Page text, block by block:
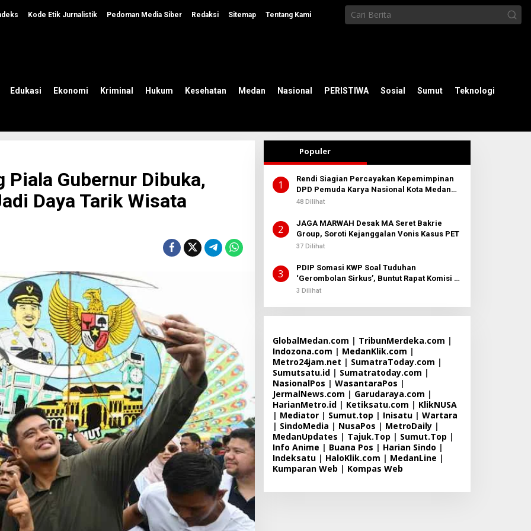
Kode Etik Jurnalistik Pedoman Media Siber Redaksi Sitemap Tentang Kami
Edukasi Ekonomi Kriminal Hukum Kesehatan Medan Nasional PERISTIWA Sosial Sumut Teknologi
Piala Gubernur Dibuka,
Daya Tarik Wisata
Populer
1
Rendi Siagian Percayakan Kepemimpinan
DPD Pemuda Karya Nasional Kota Medan
kepada Josef Sembiring
48 Dilihat
2
JAGA MARWAH Desak MA Seret Bakrie
Group, Soroti Kejanggalan Vonis Kasus PET
37 Dilihat
3
PDIP Somasi KWP Soal Tuduhan
‘Gerombolan Sirkus’, Buntut Rapat Komisi II
Dipimpin Sufmi Dasco Ahmad
3 Dilihat
GlobalMedan.com | TribunMerdeka.com |
Indozona.com | MedanKlik.com |
Metro24jam.net | SumatraToday.com |
Sumutsatu.id| Sumatratoday.com |
NasionalPos | WasantaraPos |
JermalNews.com | Garudaraya.com |
HarianMetro.id| Ketiksatu.com | KlikNUSA
| Mediator| Sumut.top | Inisatu| Wartara
| SindoMedia | NusaPos | MetroDaily|
MedanUpdates | Tajuk.Top | Sumut.Top |
Info Anime | Buana Pos | Harian Sindo |
Indeksatu| HaloKlik.com | MedanLine |
Kumparan Web | Kompas Web